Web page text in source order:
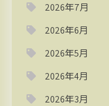
2026年7月
2026年6月
2026年5月
2026年4月
2026年3月